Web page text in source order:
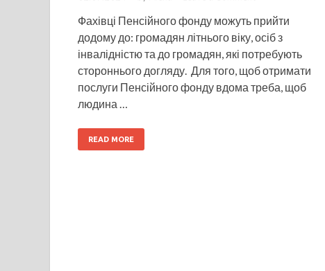
Фахівці Пенсійного фонду можуть прийти
додому до: громадян літнього віку, осіб з
інвалідністю та до громадян, які потребують
стороннього догляду. Для того, щоб отримати
послуги Пенсійного фонду вдома треба, щоб
людина …
READ MORE